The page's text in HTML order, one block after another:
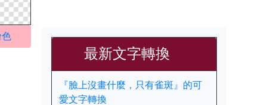
色
最新文字轉換
『臉上沒畫什麼，只有雀斑』的可
愛文字轉換